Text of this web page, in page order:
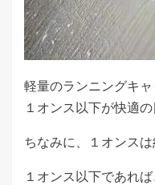
軽量のランニングキャ
１オンス以下が快適の
ちなみに、１オンスは
１オンス以下であれ